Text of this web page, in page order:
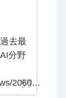
去最
分野
2060…